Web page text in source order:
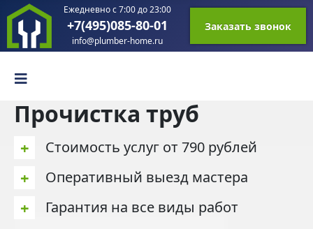
Ежедневно с 7:00 до 23:00
+7(495)085-80-01
info@plumber-home.ru
Заказать звонок
Прочистка труб
+ Стоимость услуг от 790 рублей
+ Оперативный выезд мастера
+ Гарантия на все виды работ